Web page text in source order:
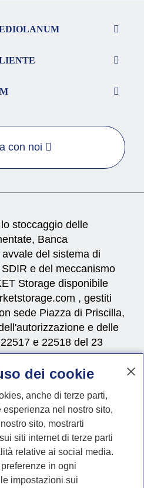
con noi
stoccaggio delle
Banca
del sistema di
e del meccanismo
Storage disponibile
, gestiti
sede Piazza di Priscilla,
e delle
e 22518 del 23
Vai al profilo Instagram di
Vai al profilo
Vai al profilo
Vai alVai al
dei cookie
anche di terze parti,
nel nostro sito,
sito, mostrarti
siti internet di terze parti
relative ai social media.
in ogni
impostazioni sui